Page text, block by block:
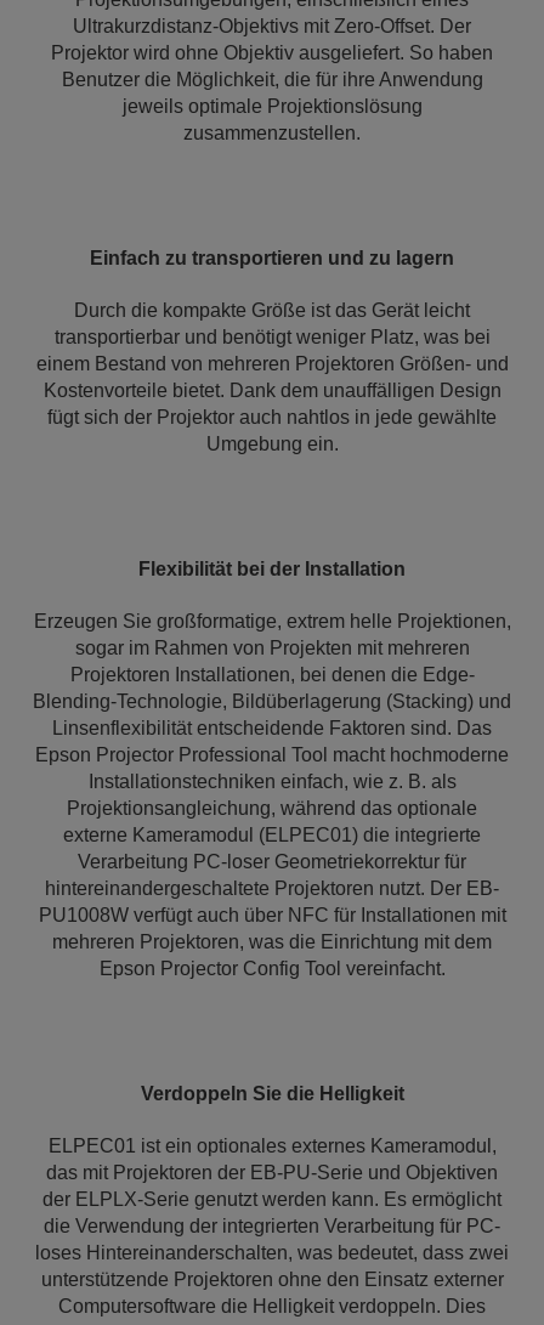
Ultrakurzdistanz-Objektivs mit Zero-Offset. Der
Projektor wird ohne Objektiv ausgeliefert. So haben
Benutzer die Möglichkeit, die für ihre Anwendung
jeweils optimale Projektionslösung
zusammenzustellen.
Einfach zu transportieren und zu lagern
Durch die kompakte Größe ist das Gerät leicht
transportierbar und benötigt weniger Platz, was bei
einem Bestand von mehreren Projektoren Größen- und
Kostenvorteile bietet. Dank dem unauffälligen Design
fügt sich der Projektor auch nahtlos in jede gewählte
Umgebung ein.
Flexibilität bei der Installation
Erzeugen Sie großformatige, extrem helle Projektionen,
sogar im Rahmen von Projekten mit mehreren
Projektoren Installationen, bei denen die Edge-
Blending-Technologie, Bildüberlagerung (Stacking) und
Linsenflexibilität entscheidende Faktoren sind. Das
Epson Projector Professional Tool macht hochmoderne
Installationstechniken einfach, wie z. B. als
Projektionsangleichung, während das optionale
externe Kameramodul (ELPEC01) die integrierte
Verarbeitung PC-loser Geometriekorrektur für
hintereinandergeschaltete Projektoren nutzt. Der EB-
PU1008W verfügt auch über NFC für Installationen mit
mehreren Projektoren, was die Einrichtung mit dem
Epson Projector Config Tool vereinfacht.
Verdoppeln Sie die Helligkeit
ELPEC01 ist ein optionales externes Kameramodul,
das mit Projektoren der EB-PU-Serie und Objektiven
der ELPLX-Serie genutzt werden kann. Es ermöglicht
die Verwendung der integrierten Verarbeitung für PC-
loses Hintereinanderschalten, was bedeutet, dass zwei
unterstützende Projektoren ohne den Einsatz externer
Computersoftware die Helligkeit verdoppeln. Dies